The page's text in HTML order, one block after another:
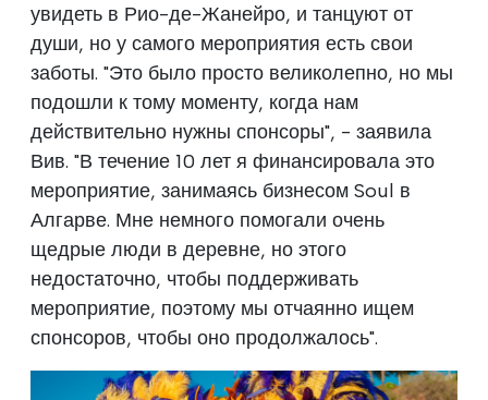
увидеть в Рио-де-Жанейро, и танцуют от
души, но у самого мероприятия есть свои
заботы. "Это было просто великолепно, но мы
подошли к тому моменту, когда нам
действительно нужны спонсоры", - заявила
Вив. "В течение 10 лет я финансировала это
мероприятие, занимаясь бизнесом Soul в
Алгарве. Мне немного помогали очень
щедрые люди в деревне, но этого
недостаточно, чтобы поддерживать
мероприятие, поэтому мы отчаянно ищем
спонсоров, чтобы оно продолжалось".